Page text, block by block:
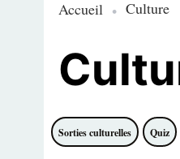
Accueil Culture
Sorties culturelles Quiz